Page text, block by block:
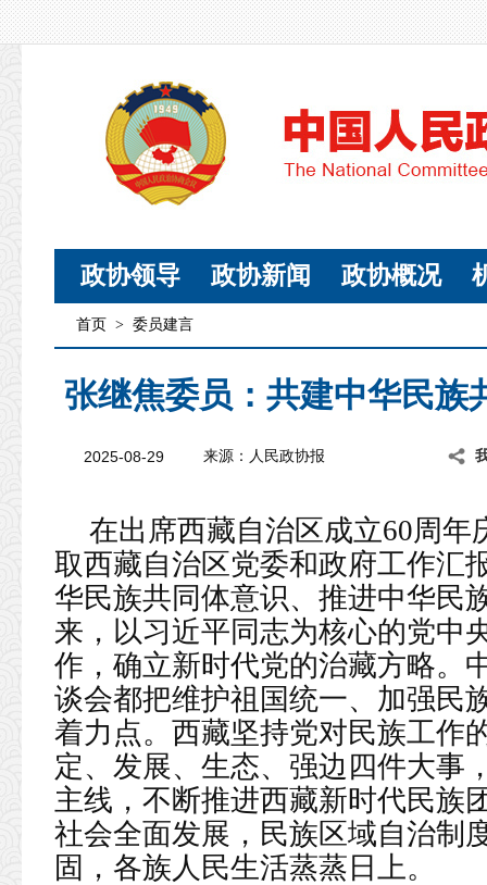
政协领导 政协新闻 政协概况
首页 > 委员建言
张继焦委员：共建中华民族
2025-08-29 来源：人民政协报
在出席西藏自治区成立60周
取西藏自治区党委和政府工作汇
华民族共同体意识、推进中华民
来，以习近平同志为核心的党中
作，确立新时代党的治藏方略。
谈会都把维护祖国统一、加强民
着力点。西藏坚持党对民族工作
定、发展、生态、强边四件大事
主线，不断推进西藏新时代民族
社会全面发展，民族区域自治制
固，各族人民生活蒸蒸日上。